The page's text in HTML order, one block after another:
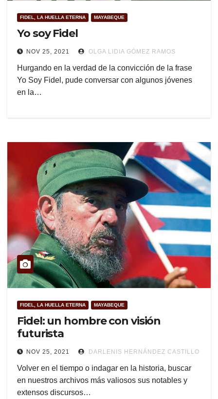
FIDEL, LA HUELLA ETERNA MAYABEQUE
Yo soy Fidel
NOV 25, 2021 OLGA LIDIA GÓMEZ RAMOS
Hurgando en la verdad de la convicción de la frase
Yo Soy Fidel, pude conversar con algunos jóvenes
en la…
FIDEL, LA HUELLA ETERNA MAYABEQUE
Fidel: un hombre con visión
futurista
NOV 25, 2021 DARLENIS HERNÁNDEZ CASTILLO
Volver en el tiempo o indagar en la historia, buscar
en nuestros archivos más valiosos sus notables y
extensos discursos…